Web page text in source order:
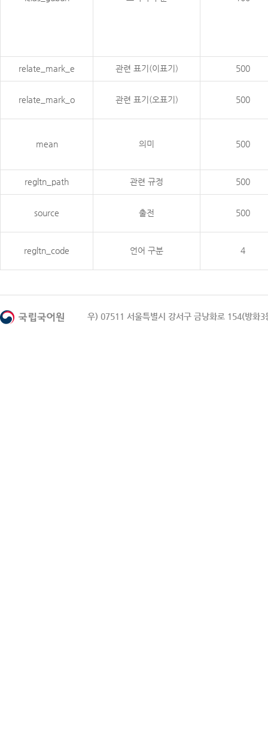
relate_mark_e 관련 표기(이표기) 500
relate_mark_o 관련 표기(오표기) 500
mean 의미 500
regltn_path 관련 규정 500
source 출전 500
regltn_code 언어 구분 4
우) 07511 서울특별시 강서구 금낭화로 154(방화3